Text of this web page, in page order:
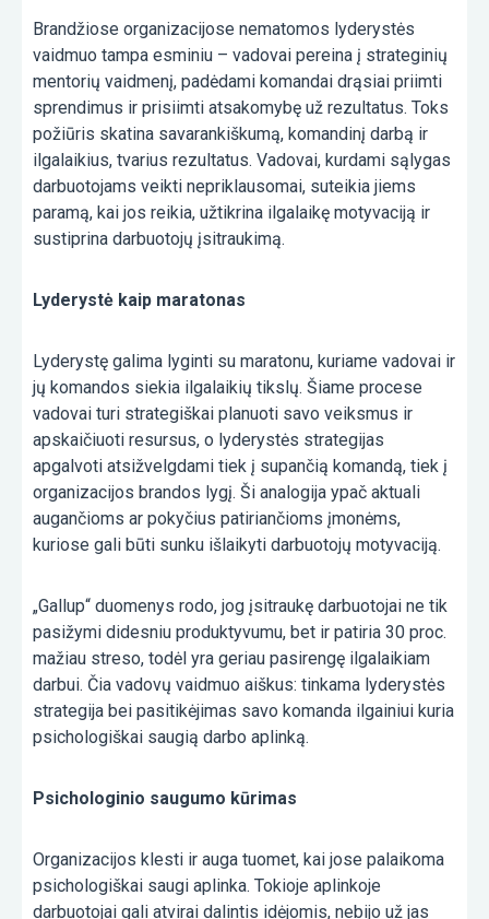
Brandžiose organizacijose nematomos lyderystės
vaidmuo tampa esminiu – vadovai pereina į strateginių
mentorių vaidmenį, padėdami komandai drąsiai priimti
sprendimus ir prisiimti atsakomybę už rezultatus. Toks
požiūris skatina savarankiškumą, komandinį darbą ir
ilgalaikius, tvarius rezultatus. Vadovai, kurdami sąlygas
darbuotojams veikti nepriklausomai, suteikia jiems
paramą, kai jos reikia, užtikrina ilgalaikę motyvaciją ir
sustiprina darbuotojų įsitraukimą.
Lyderystė kaip maratonas
Lyderystę galima lyginti su maratonu, kuriame vadovai ir
jų komandos siekia ilgalaikių tikslų. Šiame procese
vadovai turi strategiškai planuoti savo veiksmus ir
apskaičiuoti resursus, o lyderystės strategijas
apgalvoti atsižvelgdami tiek į supančią komandą, tiek į
organizacijos brandos lygį. Ši analogija ypač aktuali
augančioms ar pokyčius patiriančioms įmonėms,
kuriose gali būti sunku išlaikyti darbuotojų motyvaciją.
„Gallup“ duomenys rodo, jog įsitraukę darbuotojai ne tik
pasižymi didesniu produktyvumu, bet ir patiria 30 proc.
mažiau streso, todėl yra geriau pasirengę ilgalaikiam
darbui. Čia vadovų vaidmuo aiškus: tinkama lyderystės
strategija bei pasitikėjimas savo komanda ilgainiui kuria
psichologiškai saugią darbo aplinką.
Psichologinio saugumo kūrimas
Organizacijos klesti ir auga tuomet, kai jose palaikoma
psichologiškai saugi aplinka. Tokioje aplinkoje
darbuotojai gali atvirai dalintis idėjomis, nebijo už jas